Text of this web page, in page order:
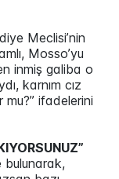
Meclisi’nin
Mosso’yu
inmiş galiba o
karnım cız
mu?” ifadelerini
bulunarak,